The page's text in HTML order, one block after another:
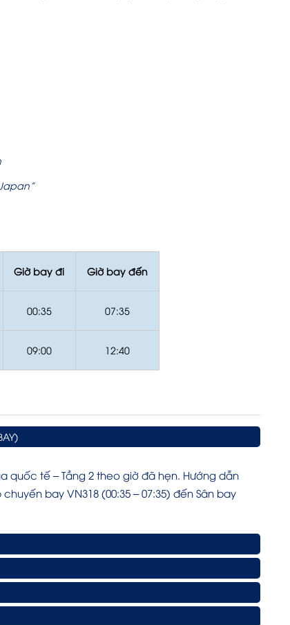
Giờ bay đi Giờ bay đến
00:35 07:35
09:00 12:40
quốc tế – Tầng 2 theo giờ đã hẹn. Hướng dẫn
bay VN318 (00:35 – 07:35) đến Sân bay